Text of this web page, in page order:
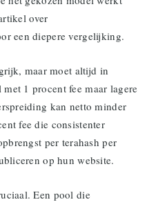
over
een diepere vergelijking.
maar moet altijd in
1 procent fee maar lagere
kan netto minder
fee die consistenter
per terahash per
op hun website.
Een pool die